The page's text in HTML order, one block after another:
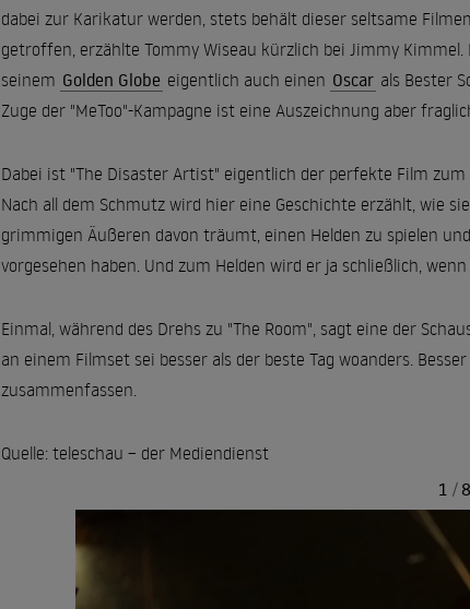
dabei zur Karikatur werden, stets behält dieser seltsame
getroffen, erzählte Tommy Wiseau kürzlich bei Jimmy
seinem Golden Globe eigentlich auch einen Oscar als Bester
Zuge der "MeToo"-Kampagne ist eine Auszeichnung aber
Dabei ist "The Disaster Artist" eigentlich der perfekte Film
Nach all dem Schmutz wird hier eine Geschichte erzählt, wie
grimmigen Äußeren davon träumt, einen Helden zu spielen
vorgesehen haben. Und zum Helden wird er ja schließlich,
Einmal, während des Drehs zu "The Room", sagt eine der
an einem Filmset sei besser als der beste Tag woanders.
zusammenfassen.
Quelle: teleschau – der Mediendienst
1 / 8